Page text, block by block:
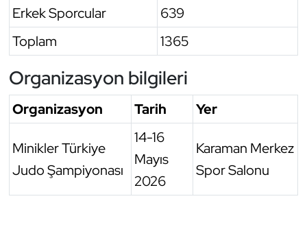
Erkek Sporcular
639
Toplam
1365
Organizasyon bilgileri
Organizasyon Tarih Yer
Minikler Türkiye
Judo Şampiyonası
14-16
Mayıs
2026
Karaman Merkez
Spor Salonu